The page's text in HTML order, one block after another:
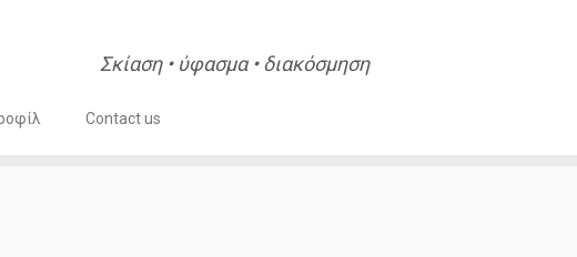
Σκίαση • ύφασμα • διακόσμηση
Contact us